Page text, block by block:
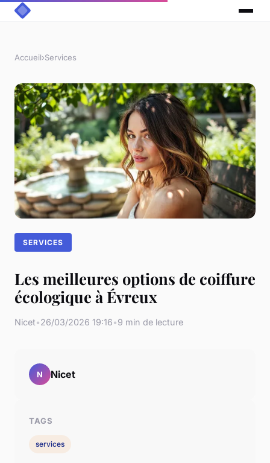
Accueil›Services
SERVICES
Les meilleures options de coiffure
écologique à Évreux
Nicet•26/03/2026 19:16•9 min de lecture
N Nicet
TAGS
services